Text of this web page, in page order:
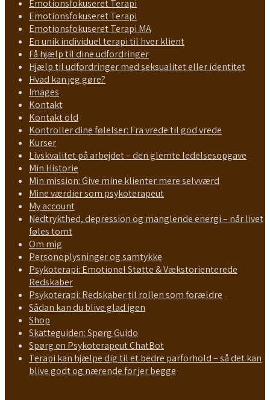
Emotionsfokuseret Terapi
Emotionsfokuseret Terapi
Emotionsfokuseret Terapi MA
En unik individuel terapi til hver klient
Få hjælp til dine udfordringer
Hjælp til udfordringer med seksualitet eller identitet
Hvad kan jeg gøre?
Images
Kontakt
Kontakt old
Kontroller dine følelser: Fra vrede til god vrede
Kurser
Livskvalitet på arbejdet – den glemte ledelsesopgave
Min Historie
Min mission: Give mine klienter mere selvværd
Mine værdier som psykoterapeut
My account
Nedtrykthed, depression og manglende energi – når livet
føles tomt
Om mig
Personoplysninger og samtykke
Psykoterapi: Emotionel Støtte & Vækstorienterede
Redskaber
Psykoterapi: Redskaber til rollen som forældre
Sådan kan du blive glad igen
Shop
Skatteguiden: Spørg Guido
Spørg en Psykoterapeut ChatBot
Terapi kan hjælpe dig til et bedre parforhold – så det kan
blive godt og nærende for jer begge